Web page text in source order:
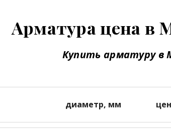
Арматура цена в
Купить арматуру в
диаметр, мм